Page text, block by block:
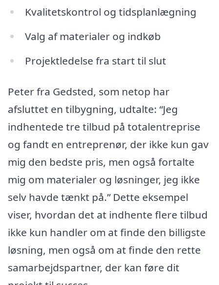
Kvalitetskontrol og tidsplanlægning
Valg af materialer og indkøb
Projektledelse fra start til slut
Peter fra Gedsted, som netop har
afsluttet en tilbygning, udtalte: “Jeg
indhentede tre tilbud på totalentreprise
og fandt en entreprenør, der ikke kun gav
mig den bedste pris, men også fortalte
mig om materialer og løsninger, jeg ikke
selv havde tænkt på.” Dette eksempel
viser, hvordan det at indhente flere tilbud
ikke kun handler om at finde den billigste
løsning, men også om at finde den rette
samarbejdspartner, der kan føre dit